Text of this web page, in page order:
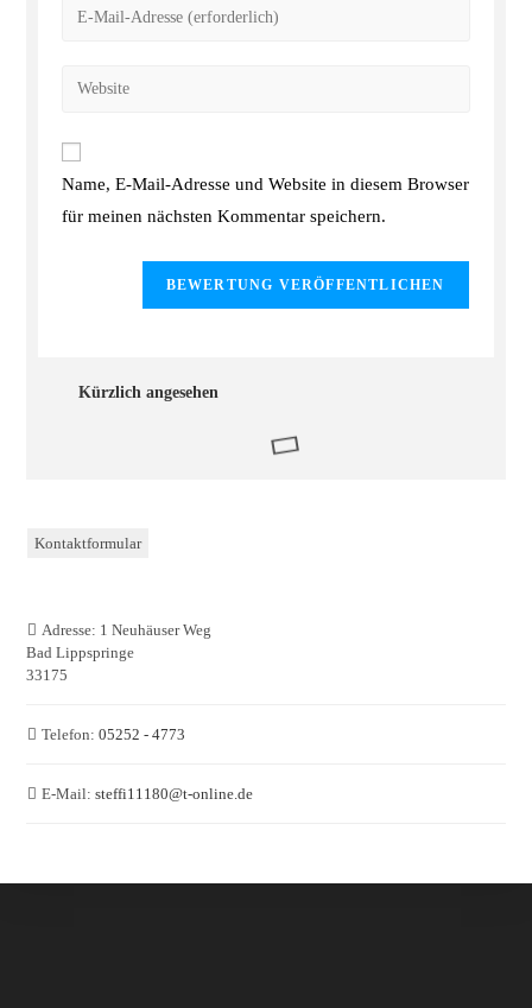
Name, E-Mail-Adresse und Website in diesem Browser
für meinen nächsten Kommentar speichern.
Kürzlich angesehen
Kontaktformular
Adresse: 1 Neuhäuser Weg
Bad Lippspringe
33175
Telefon: 05252 - 4773
E-Mail: steffi11180@t-online.de